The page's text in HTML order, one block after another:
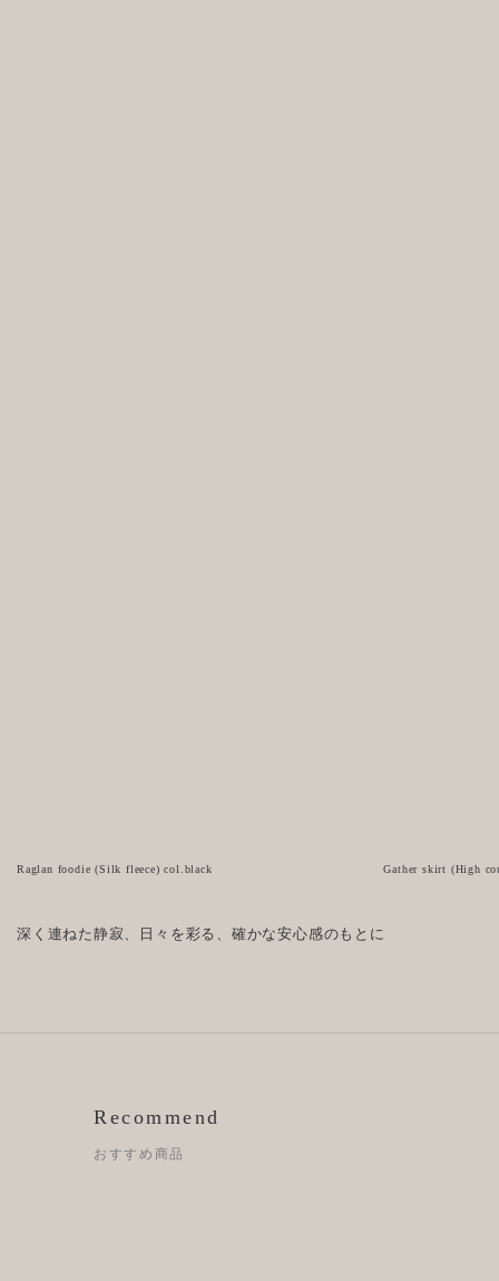
Raglan foodie (Silk fleece) col.black Gather skirt (High
深く連ねた静寂、日々を彩る、確かな安心感のもとに
Recommend
おすすめ商品